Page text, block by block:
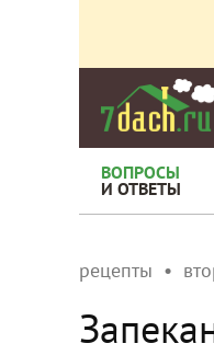
ВОПРОСЫ
И ОТВЕТЫ
рецепты